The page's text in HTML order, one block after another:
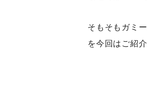
そもそもガミ
を今回はご紹